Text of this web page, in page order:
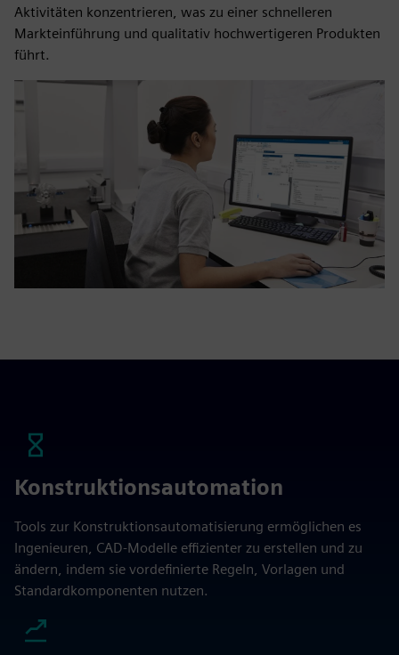
Aktivitäten konzentrieren, was zu einer schnelleren
Markteinführung und qualitativ hochwertigeren Produkten
führt.
Konstruktionsautomation
Tools zur Konstruktionsautomatisierung ermöglichen es
Ingenieuren, CAD-Modelle effizienter zu erstellen und zu
ändern, indem sie vordefinierte Regeln, Vorlagen und
Standardkomponenten nutzen.